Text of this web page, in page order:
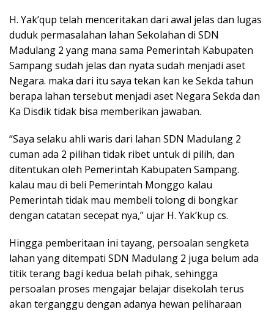
H. Yak’qup telah menceritakan dari awal jelas dan lugas
duduk permasalahan lahan Sekolahan di SDN
Madulang 2 yang mana sama Pemerintah Kabupaten
Sampang sudah jelas dan nyata sudah menjadi aset
Negara. maka dari itu saya tekan kan ke Sekda tahun
berapa lahan tersebut menjadi aset Negara Sekda dan
Ka Disdik tidak bisa memberikan jawaban.
“Saya selaku ahli waris dari lahan SDN Madulang 2
cuman ada 2 pilihan tidak ribet untuk di pilih, dan
ditentukan oleh Pemerintah Kabupaten Sampang.
kalau mau di beli Pemerintah Monggo kalau
Pemerintah tidak mau membeli tolong di bongkar
dengan catatan secepat nya,” ujar H. Yak’kup cs.
Hingga pemberitaan ini tayang, persoalan sengketa
lahan yang ditempati SDN Madulang 2 juga belum ada
titik terang bagi kedua belah pihak, sehingga
persoalan proses mengajar belajar disekolah terus
akan terganggu dengan adanya hewan peliharaan